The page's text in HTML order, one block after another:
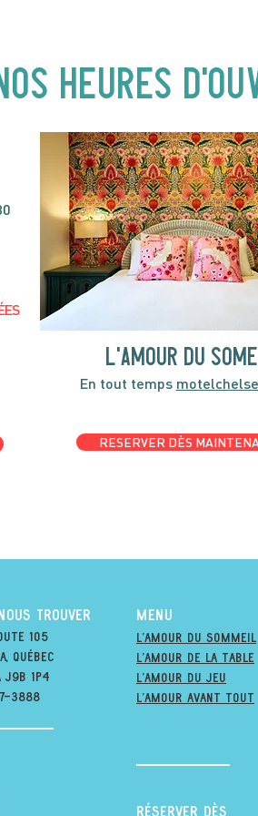
l'amour du
En tout temps
RESERVER DÈS
heures
TROUVER
105
québec
j9B 1P4
3888
MENU
l'amour du soMmeil
l'amour de la table
l'amour du jeu
L'amour avant tout
RÉSERVER DÈS